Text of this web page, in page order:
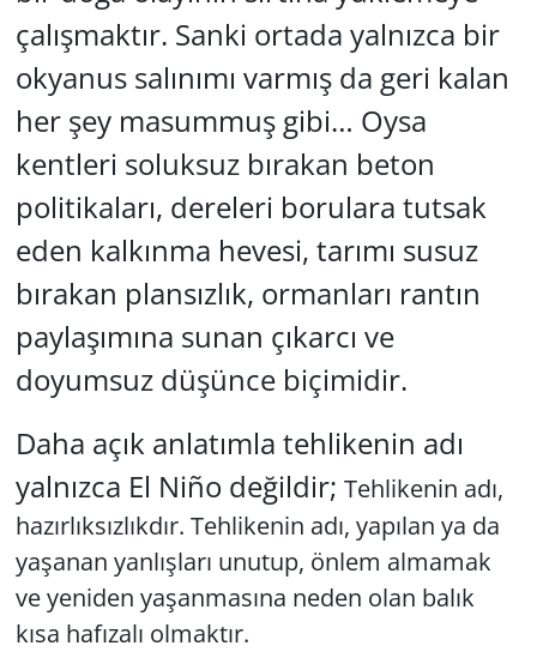
çalışmaktır. Sanki ortada yalnızca bir
okyanus salınımı varmış da geri kalan
her şey masummuş gibi… Oysa
kentleri soluksuz bırakan beton
politikaları, dereleri borulara tutsak
eden kalkınma hevesi, tarımı susuz
bırakan plansızlık, ormanları rantın
paylaşımına sunan çıkarcı ve
doyumsuz düşünce biçimidir.
Daha açık anlatımla tehlikenin adı
yalnızca El Niño değildir; Tehlikenin adı,
hazırlıksızlıkdır. Tehlikenin adı, yapılan ya da
yaşanan yanlışları unutup, önlem almamak
ve yeniden yaşanmasına neden olan balık
kısa hafızalı olmaktır.